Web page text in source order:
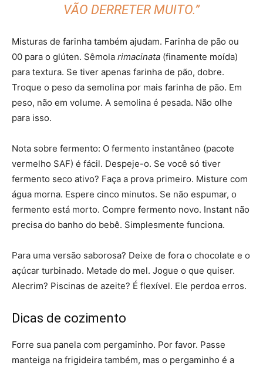
VÃO DERRETER MUITO.”
Misturas de farinha também ajudam. Farinha de pão ou
00 para o glúten. Sêmola rimacinata (finamente moída)
para textura. Se tiver apenas farinha de pão, dobre.
Troque o peso da semolina por mais farinha de pão. Em
peso, não em volume. A semolina é pesada. Não olhe
para isso.
Nota sobre fermento: O fermento instantâneo (pacote
vermelho SAF) é fácil. Despeje-o. Se você só tiver
fermento seco ativo? Faça a prova primeiro. Misture com
água morna. Espere cinco minutos. Se não espumar, o
fermento está morto. Compre fermento novo. Instant não
precisa do banho do bebê. Simplesmente funciona.
Para uma versão saborosa? Deixe de fora o chocolate e o
açúcar turbinado. Metade do mel. Jogue o que quiser.
Alecrim? Piscinas de azeite? É flexível. Ele perdoa erros.
Dicas de cozimento
Forre sua panela com pergaminho. Por favor. Passe
manteiga na frigideira também, mas o pergaminho é a